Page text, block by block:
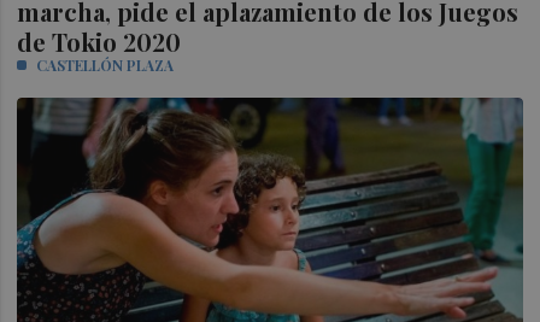
marcha, pide el aplazamiento de los Juegos
de Tokio 2020
CASTELLÓN PLAZA